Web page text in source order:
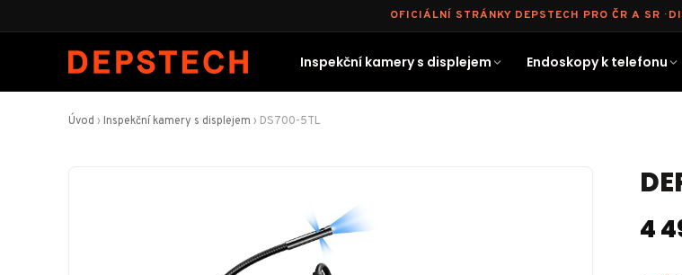
OFICIÁLNÍ STRÁNKY DEPSTECH PRO ČR A SR ·
Inspekční kamery s displejem Endoskopy k telefonu
Úvod › Inspekční kamery s displejem › DS700-5TL
4